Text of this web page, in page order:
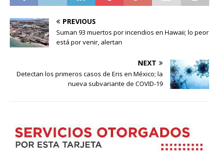
PREVIOUS
Suman 93 muertos por incendios en Hawaii; lo peor
está por venir, alertan
NEXT
Detectan los primeros casos de Eris en México; la
nueva subvariante de COVID-19